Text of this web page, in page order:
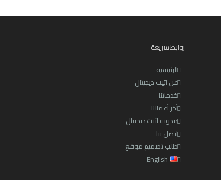
روابط سريعة
الرئيسية
عن ابّيت ديجيتال
خدماتنا
أخر أعمالنا
مدونة ابّيت ديجيتال
اتصل بنا
طلب تصميم موقع
English